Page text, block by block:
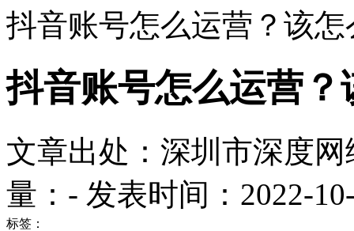
抖音账号怎么运营？该
抖音账号怎么运营？
文章出处：深圳市深度
量： - 发表时间：2022-
标签：